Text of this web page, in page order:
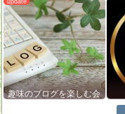
趣味のブログを楽しむ会